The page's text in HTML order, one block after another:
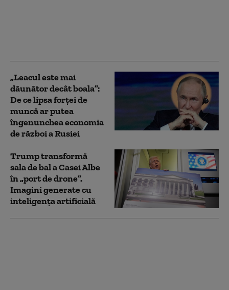
„Leacul este mai
dăunător decât boala”:
De ce lipsa forței de
muncă ar putea
îngenunchea economia
de război a Rusiei
Trump transformă
sala de bal a Casei Albe
în „port de drone”.
Imagini generate cu
inteligența artificială